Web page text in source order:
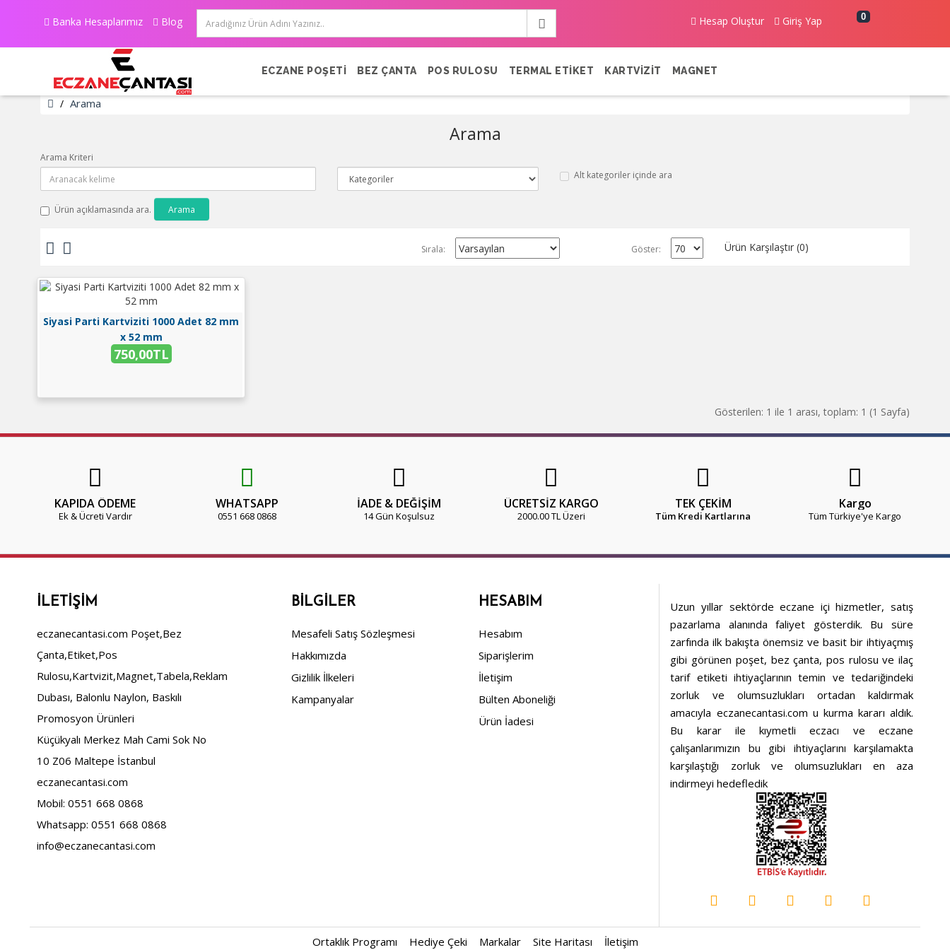
Banka Hesaplarımız Blog Hesap Oluştur Giriş Yap 0
ECZANE POŞETİ BEZ ÇANTA POS RULOSU TERMAL ETİKET KARTVİZİT MAGNET
Arama
Arama
Arama Kriteri
Alt kategoriler içinde ara
Ürün açıklamasında ara.
Sırala: Göster: Ürün Karşılaştır (0)
Siyasi Parti Kartviziti 1000 Adet 82 mm
x 52 mm
750,00TL
Gösterilen: 1 ile 1 arası, toplam: 1 (1 Sayfa)
KAPIDA ÖDEME
Ek & Ücreti Vardır
WHATSAPP
0551 668 0868
İADE & DEĞİŞİM
14 Gün Koşulsuz
ÜCRETSİZ KARGO
2000.00 TL Üzeri
TEK ÇEKİM
Tüm Kredi Kartlarına
Kargo
Tüm Türkiye'ye Kargo
İLETIŞIM
eczanecantasi.com Poşet,Bez
Çanta,Etiket,Pos
Rulosu,Kartvizit,Magnet,Tabela,Reklam
Dubası, Balonlu Naylon, Baskılı
Promosyon Ürünleri
Küçükyalı Merkez Mah Cami Sok No
10 Z06 Maltepe İstanbul
eczanecantasi.com
Mobil: 0551 668 0868
Whatsapp: 0551 668 0868
info@eczanecantasi.com
BILGILER
Mesafeli Satış Sözleşmesi
Hakkımızda
Gizlilik İlkeleri
Kampanyalar
HESABIM
Hesabım
Siparişlerim
İletişim
Bülten Aboneliği
Ürün İadesi
Uzun yıllar sektörde eczane içi hizmetler, satış
pazarlama alanında faliyet gösterdik. Bu süre
zarfında ilk bakışta önemsiz ve basit bir ihtiyaçmış
gibi görünen poşet, bez çanta, pos rulosu ve ilaç
tarif etiketi ihtiyaçlarının temin ve tedariğindeki
zorluk ve olumsuzlukları ortadan kaldırmak
amacıyla eczanecantasi.com u kurma kararı aldık.
Bu karar ile kıymetli eczacı ve eczane
çalışanlarımızın bu gibi ihtiyaçlarını karşılamakta
karşılaştığı zorluk ve olumsuzlukları en aza
indirmeyi hedefledik
Ortaklık Programı Hediye Çeki Markalar Site Haritası İletişim